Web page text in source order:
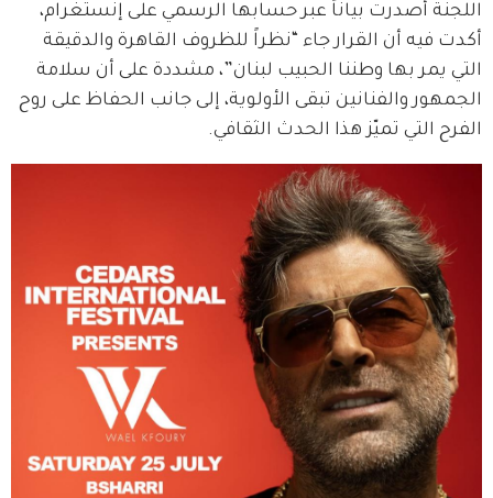
اللجنة أصدرت بياناً عبر حسابها الرسمي على إنستغرام،
أكدت فيه أن القرار جاء “نظراً للظروف القاهرة والدقيقة
التي يمر بها وطننا الحبيب لبنان”، مشددة على أن سلامة
الجمهور والفنانين تبقى الأولوية، إلى جانب الحفاظ على روح
الفرح التي تميّز هذا الحدث الثقافي.